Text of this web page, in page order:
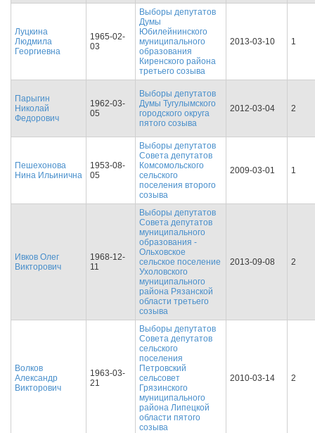
Луцкина
Людмила
Георгиевна
1965-02-
03
Выборы депутатов
Думы
Юбилейнинского
муниципального
образования
Киренского района
третьего созыва
2013-03-10 1
Парыгин
Николай
Федорович
1962-03-
05
Выборы депутатов
Думы Тугулымского
городского округа
пятого созыва
2012-03-04 2
Пешехонова
Нина Ильинична
1953-08-
05
Выборы депутатов
Совета депутатов
Комсомольского
сельского
поселения второго
созыва
2009-03-01 1
Ивков Олег
Викторович
1968-12-
11
Выборы депутатов
Совета депутатов
муниципального
образования -
Ольховское
сельское поселение
Ухоловского
муниципального
района Рязанской
области третьего
созыва
2013-09-08 2
Волков
Александр
Викторович
1963-03-
21
Выборы депутатов
Совета депутатов
сельского
поселения
Петровский
сельсовет
Грязинского
муниципального
района Липецкой
области пятого
созыва
2010-03-14 2